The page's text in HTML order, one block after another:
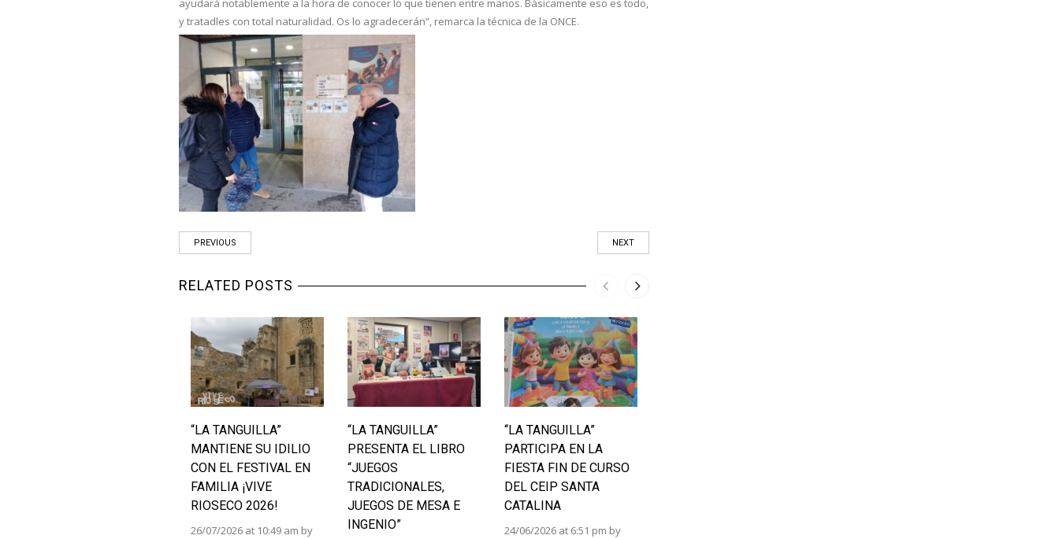
ayudará notablemente a la hora de conocer lo que tienen entre manos. Básicamente eso es todo,
y tratadles con total naturalidad. Os lo agradecerán”, remarca la técnica de la ONCE.
PREVIOUS NEXT
RELATED POSTS
“LA TANGUILLA”
MANTIENE SU IDILIO
CON EL FESTIVAL EN
FAMILIA ¡VIVE
RIOSECO 2026!
26/07/2026 at 10:49 am by
“LA TANGUILLA”
PRESENTA EL LIBRO
“JUEGOS
TRADICIONALES,
JUEGOS DE MESA E
INGENIO”
“LA TANGUILLA”
PARTICIPA EN LA
FIESTA FIN DE CURSO
DEL CEIP SANTA
CATALINA
24/06/2026 at 6:51 pm by